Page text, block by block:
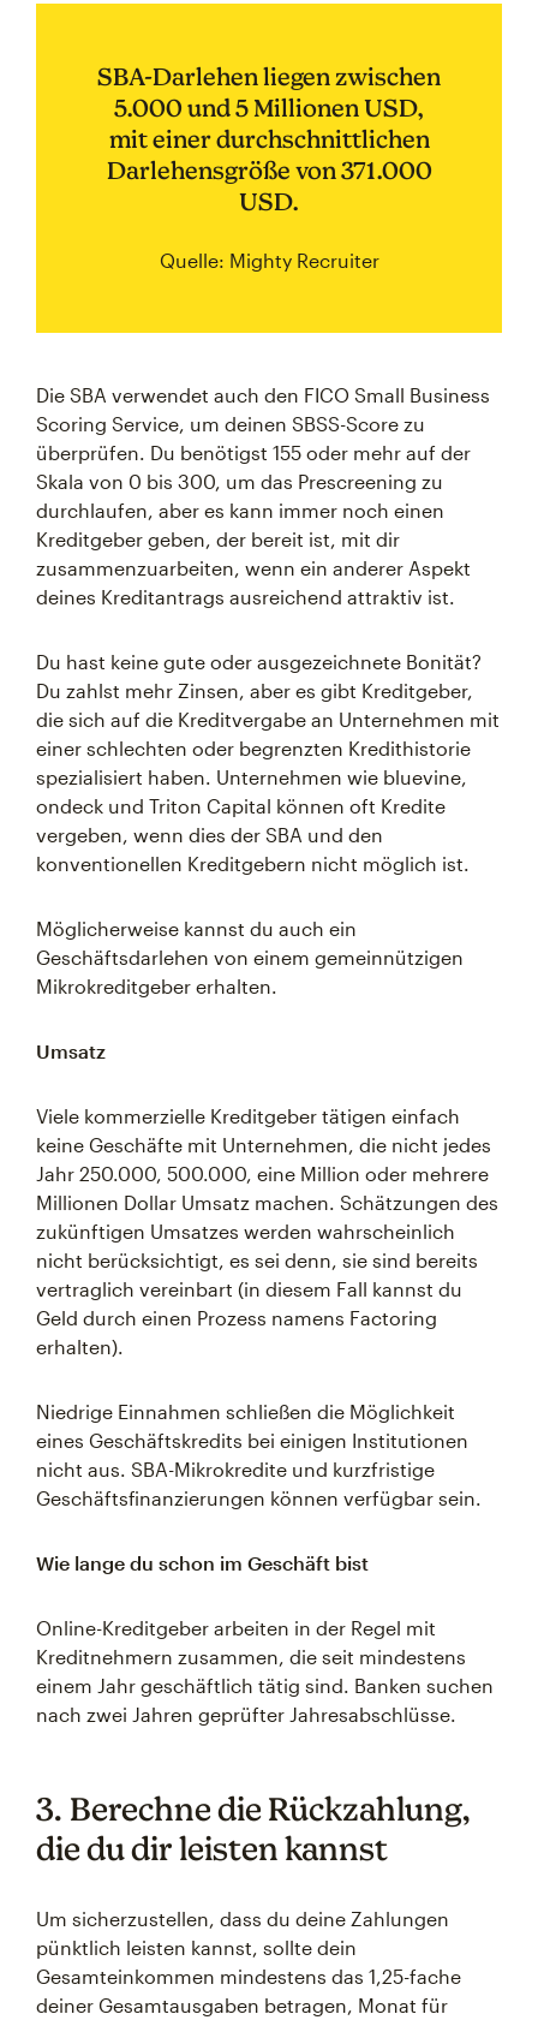
SBA-Darlehen liegen zwischen
5.000 und 5 Millionen USD,
mit einer durchschnittlichen
Darlehensgröße von 371.000
USD.
Quelle: Mighty Recruiter
Die SBA verwendet auch den FICO Small Business
Scoring Service, um deinen SBSS-Score zu
überprüfen. Du benötigst 155 oder mehr auf der
Skala von 0 bis 300, um das Prescreening zu
durchlaufen, aber es kann immer noch einen
Kreditgeber geben, der bereit ist, mit dir
zusammenzuarbeiten, wenn ein anderer Aspekt
deines Kreditantrags ausreichend attraktiv ist.
Du hast keine gute oder ausgezeichnete Bonität?
Du zahlst mehr Zinsen, aber es gibt Kreditgeber,
die sich auf die Kreditvergabe an Unternehmen mit
einer schlechten oder begrenzten Kredithistorie
spezialisiert haben. Unternehmen wie bluevine,
ondeck und Triton Capital können oft Kredite
vergeben, wenn dies der SBA und den
konventionellen Kreditgebern nicht möglich ist.
Möglicherweise kannst du auch ein
Geschäftsdarlehen von einem gemeinnützigen
Mikrokreditgeber erhalten.
Umsatz
Viele kommerzielle Kreditgeber tätigen einfach
keine Geschäfte mit Unternehmen, die nicht jedes
Jahr 250.000, 500.000, eine Million oder mehrere
Millionen Dollar Umsatz machen. Schätzungen des
zukünftigen Umsatzes werden wahrscheinlich
nicht berücksichtigt, es sei denn, sie sind bereits
vertraglich vereinbart (in diesem Fall kannst du
Geld durch einen Prozess namens Factoring
erhalten).
Niedrige Einnahmen schließen die Möglichkeit
eines Geschäftskredits bei einigen Institutionen
nicht aus. SBA-Mikrokredite und kurzfristige
Geschäftsfinanzierungen können verfügbar sein.
Wie lange du schon im Geschäft bist
Online-Kreditgeber arbeiten in der Regel mit
Kreditnehmern zusammen, die seit mindestens
einem Jahr geschäftlich tätig sind. Banken suchen
nach zwei Jahren geprüfter Jahresabschlüsse.
3. Berechne die Rückzahlung,
die du dir leisten kannst
Um sicherzustellen, dass du deine Zahlungen
pünktlich leisten kannst, sollte dein
Gesamteinkommen mindestens das 1,25-fache
deiner Gesamtausgaben betragen, Monat für